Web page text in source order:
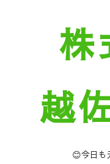
株
越
😊今日も